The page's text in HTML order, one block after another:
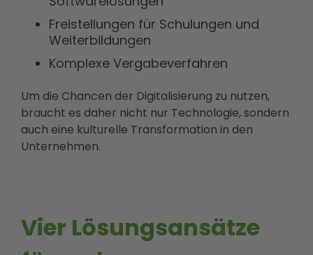
Freistellungen für Schulungen und
Weiterbildungen
Komplexe Vergabeverfahren
Um die Chancen der Digitalisierung zu nutzen,
braucht es daher nicht nur Technologie, sondern
auch eine kulturelle Transformation in den
Unternehmen.
Vier Lösungsansätze